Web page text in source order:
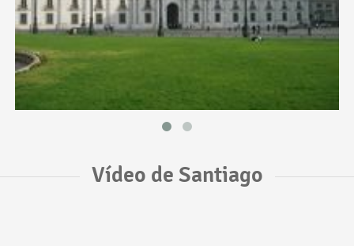
Vídeo de Santiago